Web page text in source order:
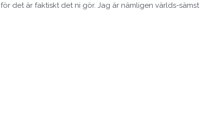
det är faktiskt det ni gör. Jag är nämligen världs-sämst